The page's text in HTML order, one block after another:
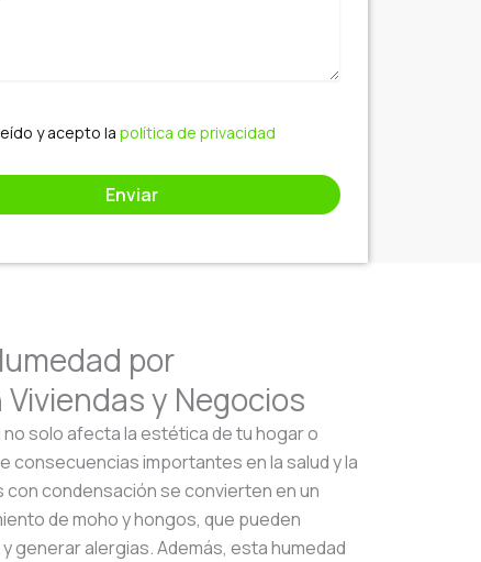
y acepto lapolítica de privacidad
por
y Negocios
solo afecta la estética de tu hogar o
consecuencias importantes en la salud y la
con condensación se convierten en un
de moho y hongos, que pueden
generar alergias. Además, esta humedad